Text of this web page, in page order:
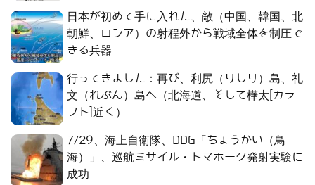
日本が初めて手に入れた、敵（中国、韓国、北
朝鮮、ロシア）の射程外から戦域全体を制圧で
きる兵器
行ってきました：再び、利尻（りしり）島、礼
文（れぶん）島へ（北海道、そして樺太[カラ
フト]近く）
7/29、海上自衛隊、DDG「ちょうかい（鳥
海）」、巡航ミサイル・トマホーク発射実験に
成功